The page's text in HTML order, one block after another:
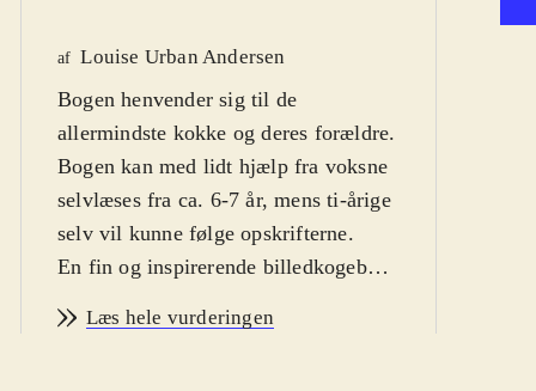
af Louise Urban Andersen
Bogen henvender sig til de
allermindste kokke og deres forældre.
Bogen kan med lidt hjælp fra voksne
selvlæses fra ca. 6-7 år, mens ti-årige
selv vil kunne følge opskrifterne.
En fin og inspirerende billedkogebog
Forfatteren opfordrer til at tage
Læs hele vurderingen